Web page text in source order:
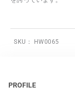
SKU： HW0065
PROFILE